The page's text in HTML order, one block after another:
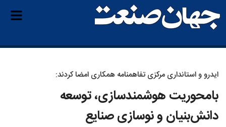
ایدرو و استانداری مرکزی تفاهمنامه همکاری امضا کردند:
بامحوریت هوشمندسازی، توسعه
دانش‌بنیان و نوسازی صنایع